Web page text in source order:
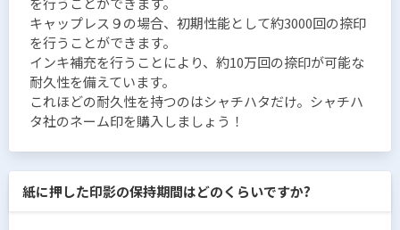
キャップレス９の場合、初期性能として約3000回の捺印
を行うことができます。
インキ補充を行うことにより、約10万回の捺印が可能な
耐久性を備えています。
これほどの耐久性を持つのはシャチハタだけ。シャチハ
タ社のネーム印を購入しましょう！
紙に押した印影の保持期間はどのくらいですか?